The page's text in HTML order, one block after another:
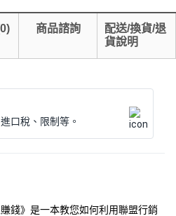
0) 商品諮詢
配送/換貨/退
貨說明
口稅、限制等。
錢》是一本教您如何利用聯盟行銷